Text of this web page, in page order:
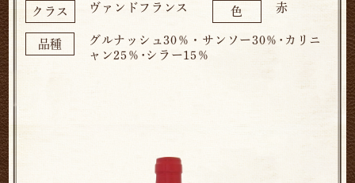
クラス ヴァンドフランス 色 赤
品種
グルナッシュ30％・サンソー30％･カリニ
ャン25％･シラー15％